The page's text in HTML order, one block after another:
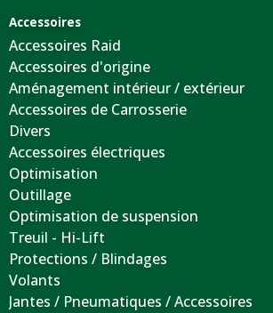
Accessoires
Accessoires Raid
Accessoires d'origine
Aménagement intérieur / extérieur
Accessoires de Carrosserie
Divers
Accessoires électriques
Optimisation
Outillage
Optimisation de suspension
Treuil - Hi-Lift
Protections / Blindages
Volants
Jantes / Pneumatiques / Accessoires